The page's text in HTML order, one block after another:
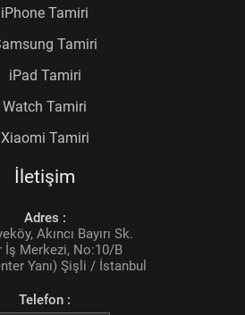
iPhone Tamiri
Tamiri
iPad Tamiri
Watch Tamiri
Xiaomi Tamiri
İletişim
Adres :
Akıncı Bayırı Sk.
İş Merkezi, No:10/B
Yanı) Şişli / İstanbul
Telefon :